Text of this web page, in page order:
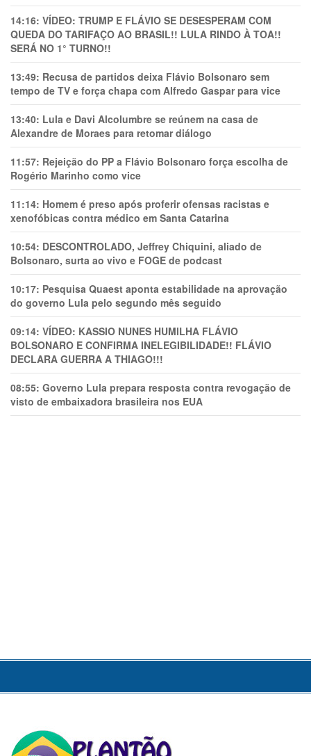
14:16: VÍDEO: TRUMP E FLÁVIO SE DESESPERAM COM
QUEDA DO TARIFAÇO AO BRASIL!! LULA RINDO À TOA!!
SERÁ NO 1° TURNO!!
13:49: Recusa de partidos deixa Flávio Bolsonaro sem
tempo de TV e força chapa com Alfredo Gaspar para vice
13:40: Lula e Davi Alcolumbre se reúnem na casa de
Alexandre de Moraes para retomar diálogo
11:57: Rejeição do PP a Flávio Bolsonaro força escolha de
Rogério Marinho como vice
11:14: Homem é preso após proferir ofensas racistas e
xenofóbicas contra médico em Santa Catarina
10:54: DESCONTROLADO, Jeffrey Chiquini, aliado de
Bolsonaro, surta ao vivo e FOGE de podcast
10:17: Pesquisa Quaest aponta estabilidade na aprovação
do governo Lula pelo segundo mês seguido
09:14: VÍDEO: KASSIO NUNES HUMlLHA FLÁVIO
BOLSONARO E CONFIRMA INELEGIBILIDADE!! FLÁVIO
DECLARA GUERRA A THIAGO!!!
08:55: Governo Lula prepara resposta contra revogação de
visto de embaixadora brasileira nos EUA